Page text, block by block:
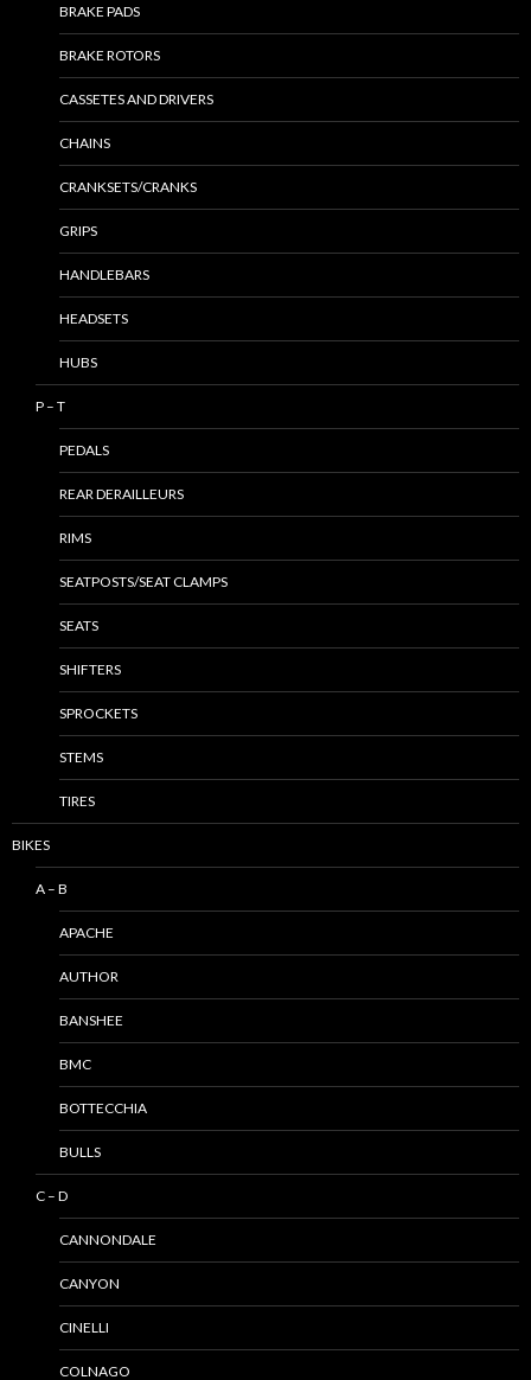
BRAKE PADS
BRAKE ROTORS
CASSETES AND DRIVERS
CHAINS
CRANKSETS/CRANKS
GRIPS
HANDLEBARS
HEADSETS
HUBS
P – T
PEDALS
REAR DERAILLEURS
RIMS
SEATPOSTS/SEAT CLAMPS
SEATS
SHIFTERS
SPROCKETS
STEMS
TIRES
BIKES
A – B
APACHE
AUTHOR
BANSHEE
BMC
BOTTECCHIA
BULLS
C – D
CANNONDALE
CANYON
CINELLI
COLNAGO